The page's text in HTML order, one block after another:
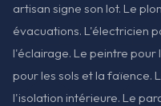
artisan signe son lot. Le
évacuations. L'électricien
l'éclairage. Le peintre
pour les sols et la faïence.
l'isolation intérieure. Le